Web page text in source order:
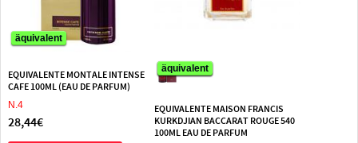
äquivalent
EQUIVALENTE MONTALE INTENSE
CAFE 100ML (EAU DE PARFUM)
N.4
28,44€
äquivalent
äquivalent
EQUIVALENTE MAISON FRANCIS
KURKDJIAN BACCARAT ROUGE 540
100ML EAU DE PARFUM